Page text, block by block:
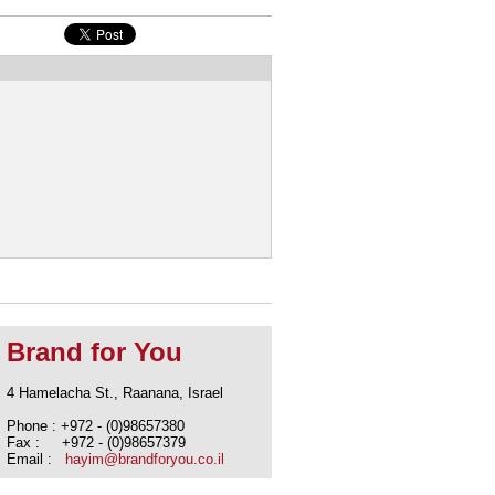
Brand for You
4 Hamelacha St., Raanana, Israel
Phone : +972 - (0)98657380
Fax : +972 - (0)98657379
Email :
hayim@brandforyou.co.il